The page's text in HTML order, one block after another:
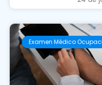
Examen Médico